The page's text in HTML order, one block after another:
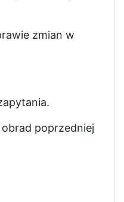
zmian w
obrad poprzedniej